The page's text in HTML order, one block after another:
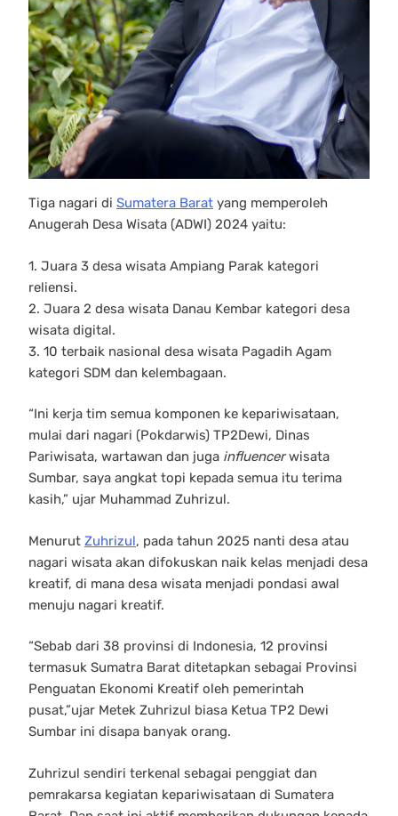
Tiga nagari di Sumatera Barat yang memperoleh
Anugerah Desa Wisata (ADWI) 2024 yaitu:
1. Juara 3 desa wisata Ampiang Parak kategori
reliensi.
2. Juara 2 desa wisata Danau Kembar kategori desa
wisata digital.
3. 10 terbaik nasional desa wisata Pagadih Agam
kategori SDM dan kelembagaan.
“Ini kerja tim semua komponen ke kepariwisataan,
mulai dari nagari (Pokdarwis) TP2Dewi, Dinas
Pariwisata, wartawan dan juga influencerwisata
Sumbar, saya angkat topi kepada semua itu terima
kasih,” ujar Muhammad Zuhrizul.
Menurut Zuhrizul, pada tahun 2025 nanti desa atau
nagari wisata akan difokuskan naik kelas menjadi desa
kreatif, di mana desa wisata menjadi pondasi awal
menuju nagari kreatif.
“Sebab dari 38 provinsi di Indonesia, 12 provinsi
termasuk Sumatra Barat ditetapkan sebagai Provinsi
Penguatan Ekonomi Kreatif oleh pemerintah
pusat,”ujar Metek Zuhrizul biasa Ketua TP2 Dewi
Sumbar ini disapa banyak orang.
Zuhrizul sendiri terkenal sebagai penggiat dan
pemrakarsa kegiatan kepariwisataan di Sumatera